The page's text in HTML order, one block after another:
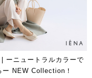
| ーニュートラルカラーで
ー NEW Collection！